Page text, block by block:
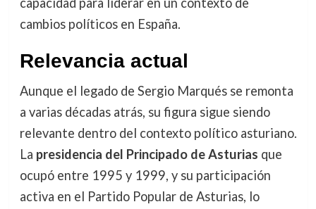
cambios políticos en España.
Relevancia actual
Aunque el legado de Sergio Marqués se remonta
a varias décadas atrás, su figura sigue siendo
relevante dentro del contexto político asturiano.
La presidencia del Principado de Asturias que
ocupó entre 1995 y 1999, y su participación
activa en el Partido Popular de Asturias, lo